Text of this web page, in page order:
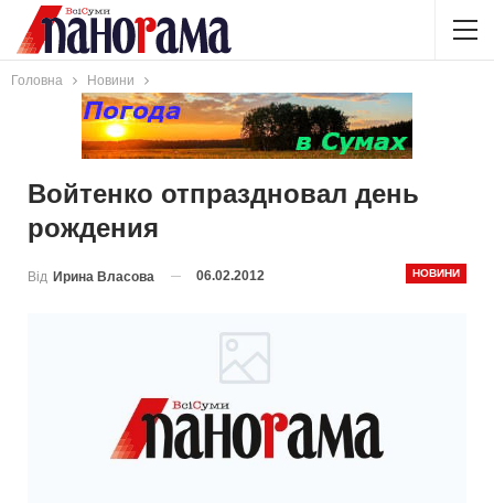
Головна Новини
Войтенко отпраздновал день
рождения
НОВИНИ
Від Ирина Власова 06.02.2012